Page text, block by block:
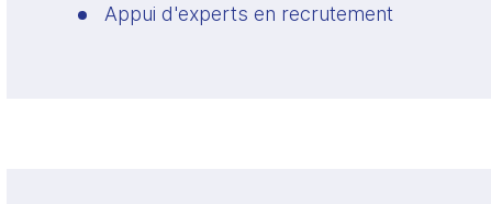
Appui d'experts en recrutement